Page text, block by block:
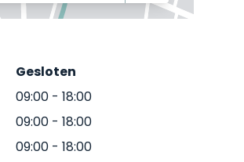
Gesloten
09:00 - 18:00
09:00 - 18:00
09:00 - 18:00